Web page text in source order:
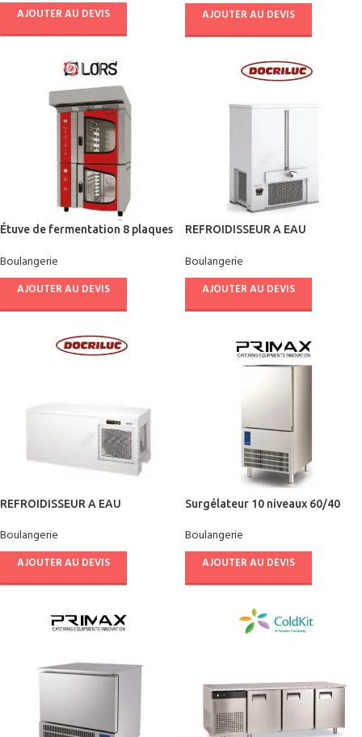
AJOUTER AU DEVIS AJOUTER AU DEVIS
Étuve de fermentation 8 plaques
Boulangerie
AJOUTER AU DEVIS
REFROIDISSEUR A EAU
Boulangerie
AJOUTER AU DEVIS
REFROIDISSEUR A EAU
Boulangerie
AJOUTER AU DEVIS
Surgélateur 10 niveaux 60/40
Boulangerie
AJOUTER AU DEVIS